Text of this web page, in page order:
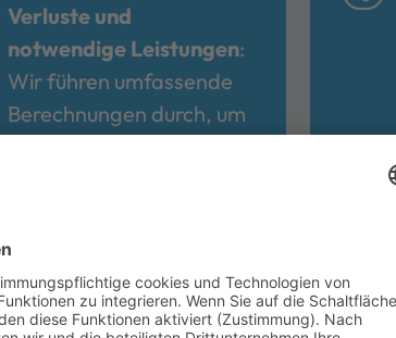
Verluste und
notwendige Leistungen:
Wir führen umfassende
Berechnungen durch, um